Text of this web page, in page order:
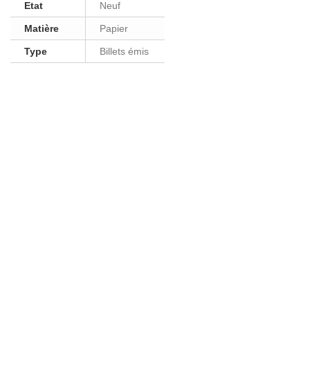
Etat Neuf
Matière Papier
Type Billets émis